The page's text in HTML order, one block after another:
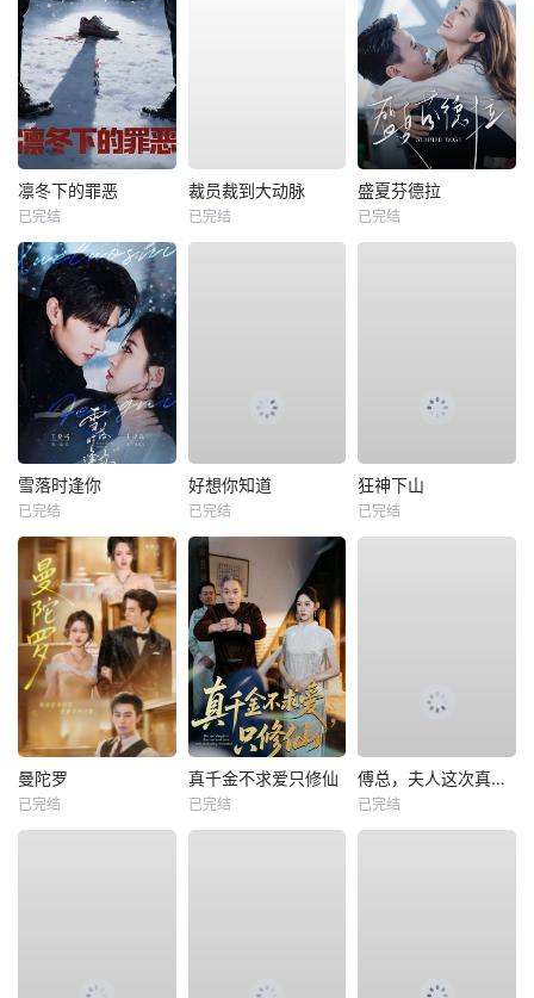
凛冬下的罪恶
已完结
裁员裁到大动脉
已完结
盛夏芬德拉
已完结
雪落时逢你
已完结
好想你知道
已完结
狂神下山
已完结
曼陀罗
已完结
真千金不求爱只修仙
已完结
傅总，夫人这次真的死了
已完结